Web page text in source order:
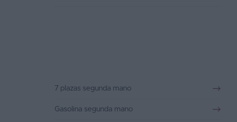
7 plazas segunda mano
Gasolina segunda mano